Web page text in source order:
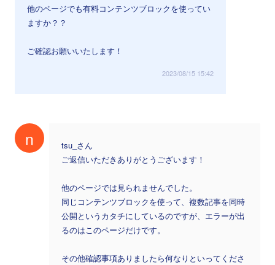
他のページでも有料コンテンツブロックを使ってい
ますか？？
ご確認お願いいたします！
2023/08/15 15:42
n
tsu_さん
ご返信いただきありがとうございます！
他のページでは見られませんでした。
同じコンテンツブロックを使って、複数記事を同時
公開というカタチにしているのですが、エラーが出
るのはこのページだけです。
その他確認事項ありましたら何なりといってくださ